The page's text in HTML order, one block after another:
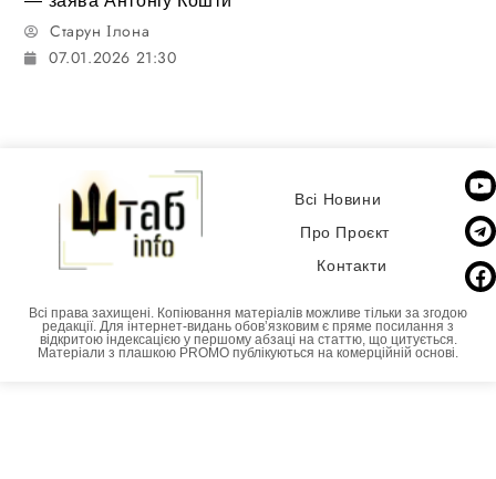
Старун Ілона
07.01.2026 21:30
Всі Новини
Про Проєкт
Контакти
Всі права захищені. Копіювання матеріалів можливе тільки за згодою
редакції. Для інтернет-видань обовʼязковим є пряме посилання з
відкритою індексацією у першому абзаці на статтю, що цитується.
Матеріали з плашкою PROMO публікуються на комерційній основі.